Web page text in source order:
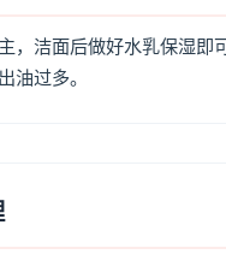
，洁面后做好水乳保湿
油过多。